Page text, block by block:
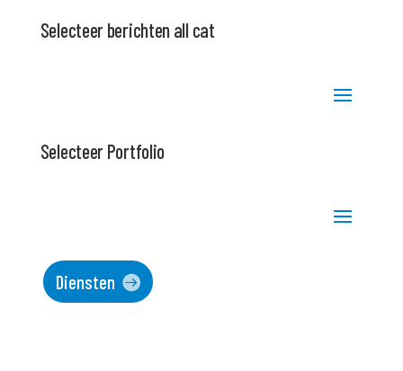
Selecteer berichten all cat
Selecteer Portfolio
Diensten